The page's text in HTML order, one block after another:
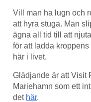
Vill man ha lugn och
att hyra stuga. Man
ägna all tid till att
för att ladda
här i livet.
Glädjande är att Visit
Mariehamn som ett
det här.